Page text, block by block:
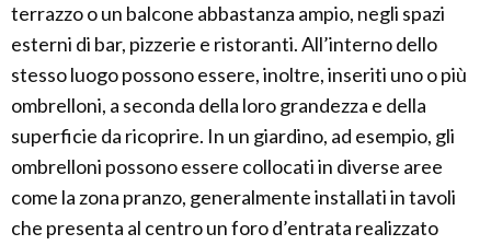
terrazzo o un balcone abbastanza ampio, negli spazi
esterni di bar, pizzerie e ristoranti. All’interno dello
stesso luogo possono essere, inoltre, inseriti uno o più
ombrelloni, a seconda della loro grandezza e della
superficie da ricoprire. In un giardino, ad esempio, gli
ombrelloni possono essere collocati in diverse aree
come la zona pranzo, generalmente installati in tavoli
che presenta al centro un foro d’entrata realizzato